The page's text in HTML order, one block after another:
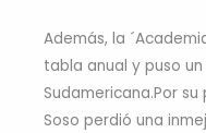
Además, la
tabla anual y puso
Sudamericana.Por
Soso perdió una